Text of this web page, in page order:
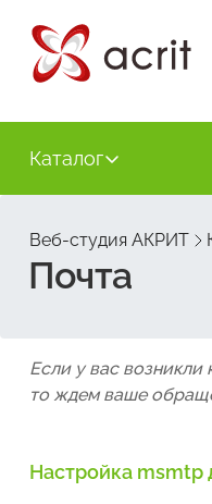
Каталог
Веб-студия АКРИТ
Почта
Если у вас
то ждем ваше
Настройка msmtp